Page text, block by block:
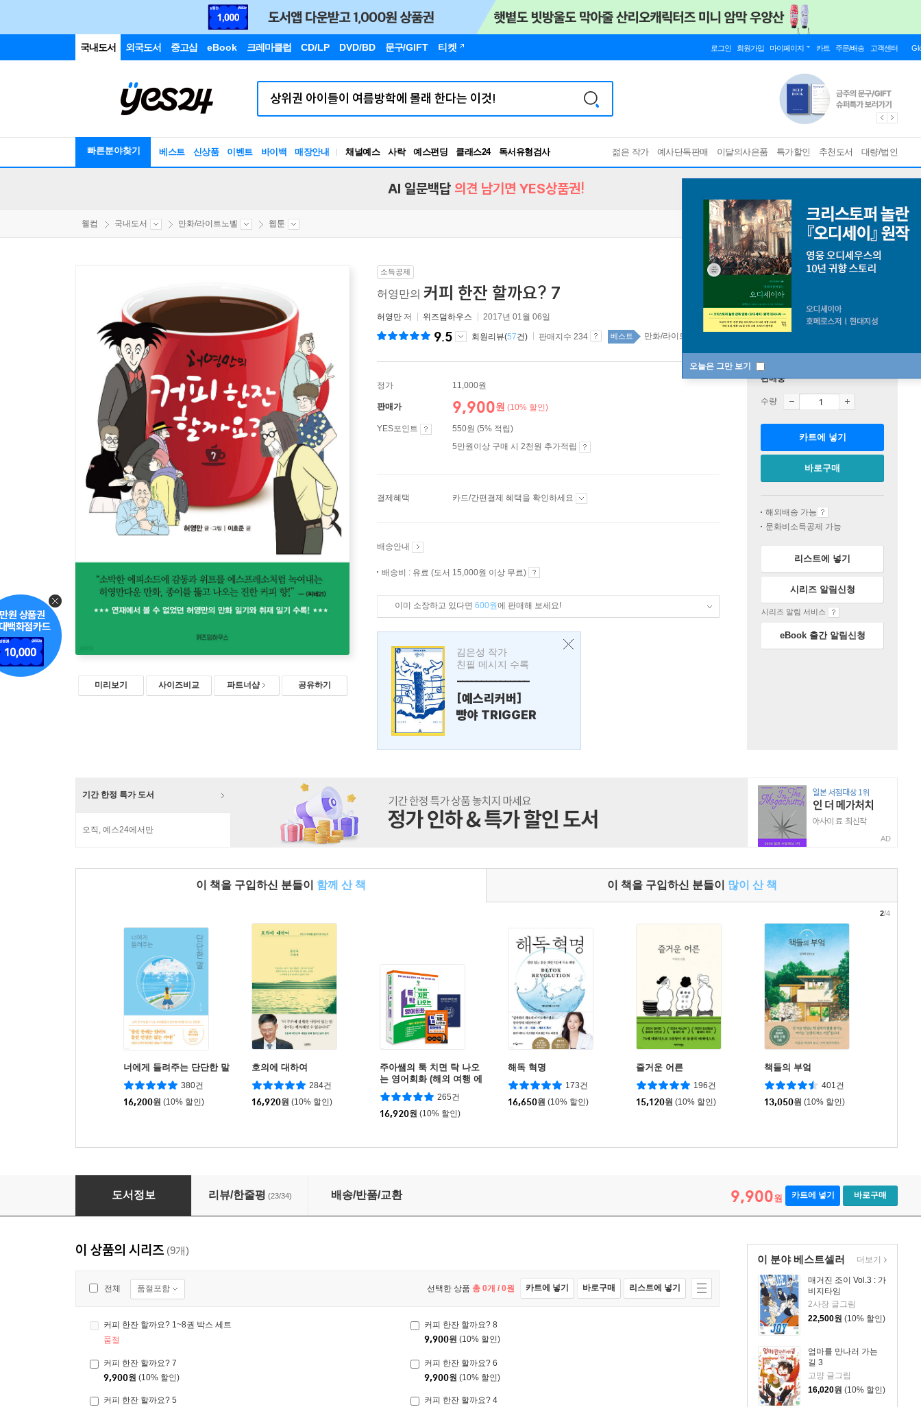
국내도서 외국도서 중고샵 eBook 크레마클럽 CD/LP DVD/BD 문구/GIFT 티켓 로그인 회원가입 마이페이지 카트 주문/배송 고객센터
빠른분야찾기 베스트 신상품 이벤트 바이백 매장안내 채널예스 사락 예스펀딩 클래스24
독서유형검사
RBTI Lab
젊은 작가 예사단독판매 이달의사은품 특가할인 추천도서 대량/법인
오늘은 그만 보기
AI 일문백답 의견 남기면 YES상품권!
웰컴 국내도서 만화/라이트노벨 웹툰
미리보기 사이즈비교 파트너샵 공유하기
소득공제
허영만의 커피 한잔 할까요? 7
허영만 저 위즈덤하우스 2017년 01월 06일
9.5 회원리뷰(57건) 판매지수 234 베스트 만화/라이트노벨 top20 2주
정가 11,000원
판매가 9,900원 (10% 할인)
YES포인트
550원 (5% 적립)
5만원이상 구매 시 2천원 추가적립
결제혜택 카드/간편결제 혜택을 확인하세요
배송안내
배송비 : 유료 (도서 15,000원 이상 무료)
이미 소장하고 있다면 600원에 판매해 보세요!
김은성 작가
친필 메시지 수록
---------------
[예스리커버]
빵야 TRIGGER
판매중
수량
카트에 넣기
바로구매
해외배송 가능
문화비소득공제 가능
리스트에 넣기
시리즈 알림신청
시리즈 알림 서비스
eBook 출간 알림신청
기간 한정 특가 도서
오직, 예스24에서만
AD
이 책을 구입하신 분들이 함께 산 책 이 책을 구입하신 분들이 많이 산 책
너에게 들려주는 단단한 말
380건
16,200원 (10% 할인)
호의에 대하여
284건
16,920원 (10% 할인)
주아쌤의 툭 치면 탁 나오
는 영어회화 (해외 여행 에
디션)
265건
16,920원 (10% 할인)
해독 혁명
173건
16,650원 (10% 할인)
즐거운 어른
196건
15,120원 (10% 할인)
책들의 부엌
401건
13,050원 (10% 할인)
2/4
커피 한잔 할까요? 7
도서정보 리뷰/한줄평 (23/34) 배송/반품/교환 9,900원 카트에 넣기 바로구매
이 분야 베스트셀러
매거진 조이 Vol.3 : 가
비지타임
2사장 글그림
22,500원 (10% 할인)
엄마를 만나러 가는
길 3
고먕 글그림
16,020원 (10% 할인)
더보기
이 상품의 시리즈 (9개)
전체 품절포함 선택한 상품 총 0개 / 0원 카트에 넣기 바로구매 리스트에 넣기
커피 한잔 할까요? 1~8권 박스 세트
품절
커피 한잔 할까요? 8
9,900원 (10% 할인)
커피 한잔 할까요? 7
9,900원 (10% 할인)
커피 한잔 할까요? 6
9,900원 (10% 할인)
커피 한잔 할까요? 5
커피 한잔 할까요? 4